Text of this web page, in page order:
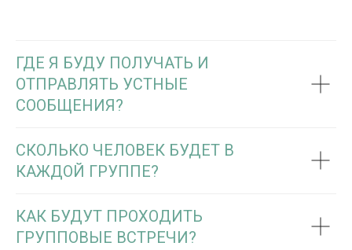
ГДЕ Я БУДУ ПОЛУЧАТЬ И
ОТПРАВЛЯТЬ УСТНЫЕ
СООБЩЕНИЯ?
СКОЛЬКО ЧЕЛОВЕК БУДЕТ В
КАЖДОЙ ГРУППЕ?
КАК БУДУТ ПРОХОДИТЬ
ГРУППОВЫЕ ВСТРЕЧИ?